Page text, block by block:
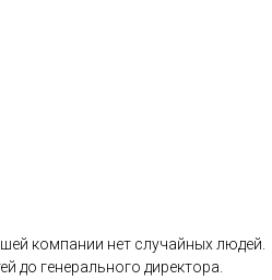
компании нет случайных людей.
до генерального директора.